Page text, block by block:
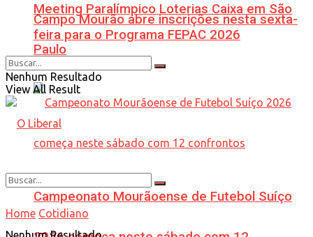
Meeting Paralímpico Loterias Caixa em São
Paulo
Campeonato Mourãoense de Futebol Suíço
Campo Mourão abre inscrições nesta sexta-
feira para o Programa FEPAC 2026
Nenhum Resultado
View All Result
Home Cotidiano